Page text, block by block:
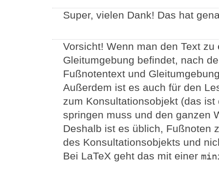
Super, vielen Dank! Das hat
Vorsicht! Wenn man den Text
Gleitumgebung befindet, nach
Fußnotentext und
Außerdem ist es auch für den
zum Konsultationsobjekt (das
springen muss und den ganzen
Deshalb ist es üblich, Fußnoten
des Konsultationsobjekts und
Bei LaTeX geht das mit einer